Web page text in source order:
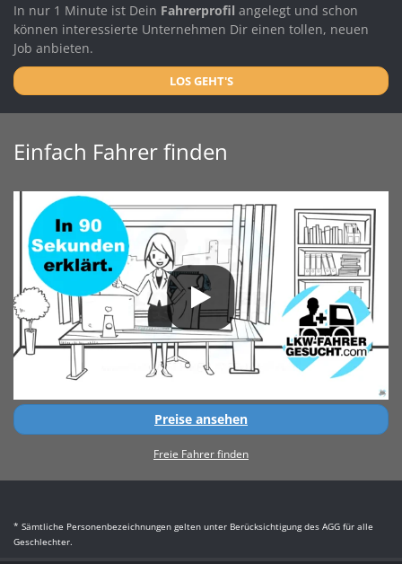
In nur 1 Minute ist Dein Fahrerprofil angelegt und schon
können interessierte Unternehmen Dir einen tollen, neuen
Job anbieten.
LOS GEHT'S
Einfach Fahrer finden
Preise ansehen
Freie Fahrer finden
* Sämtliche Personenbezeichnungen gelten unter Berücksichtigung des AGG für alle
Geschlechter.